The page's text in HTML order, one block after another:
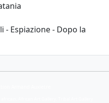
- Espiazione - Dopo la